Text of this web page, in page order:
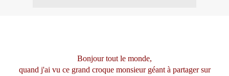
Bonjour tout le monde,
quand j'ai vu ce grand croque monsieur géant à partager sur